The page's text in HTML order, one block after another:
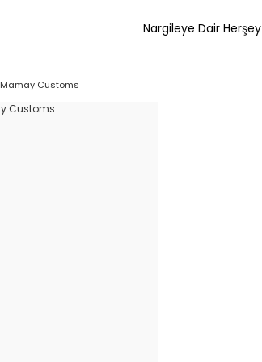
Nargileye Dair Herşey
Mamay Customs